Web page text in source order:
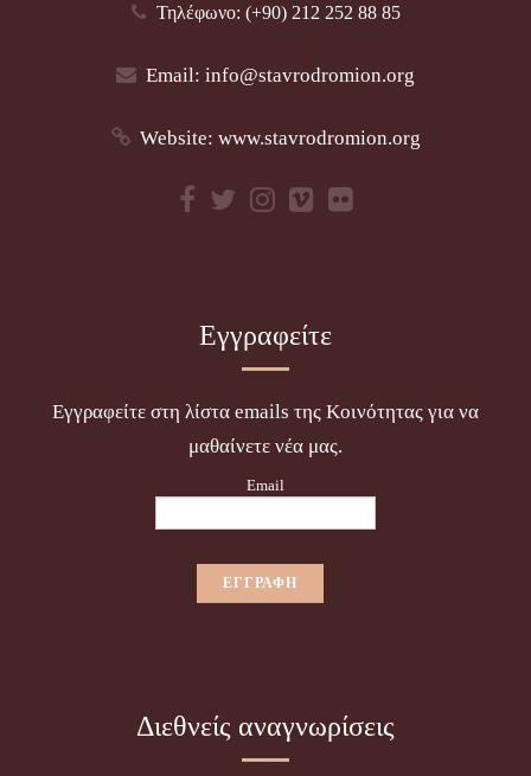
Τηλέφωνο: (+90) 212 252 88 85
Email: info@stavrodromion.org
Website: www.stavrodromion.org
Εγγραφείτε
Εγγραφείτε στη λίστα emails της Κοινότητας για να
μαθαίνετε νέα μας.
Email
Διεθνείς αναγνωρίσεις